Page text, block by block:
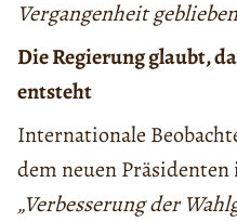
Vergangenheit
Die Regierung glaubt,
entsteht
Internationale
dem neuen
„Verbesserung der